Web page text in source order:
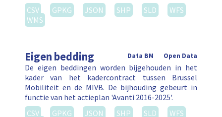
CSV
GPKG JSON SHP SLD
WFS
WMS
Eigen bedding Open Data
Data BM
De eigen beddingen worden bijgehouden in het
kader van het kadercontract tussen Brussel
Mobiliteit en de MIVB. De bijhouding gebeurt in
functie van het actieplan 'Avanti 2016-2025'.
CSV
GPKG JSON SHP SLD WFS